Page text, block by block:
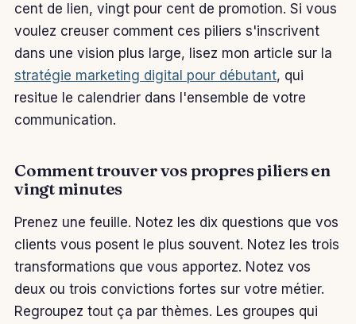
cent de lien, vingt pour cent de promotion. Si vous
voulez creuser comment ces piliers s'inscrivent
dans une vision plus large, lisez mon article sur la
stratégie marketing digital pour débutant, qui
resitue le calendrier dans l'ensemble de votre
communication.
Comment trouver vos propres piliers en
vingt minutes
Prenez une feuille. Notez les dix questions que vos
clients vous posent le plus souvent. Notez les trois
transformations que vous apportez. Notez vos
deux ou trois convictions fortes sur votre métier.
Regroupez tout ça par thèmes. Les groupes qui